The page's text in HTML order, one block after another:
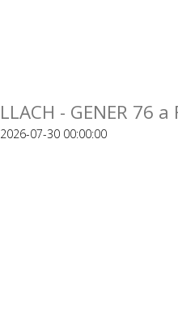
LLACH - GENER 76
2026-07-30 00:00:00